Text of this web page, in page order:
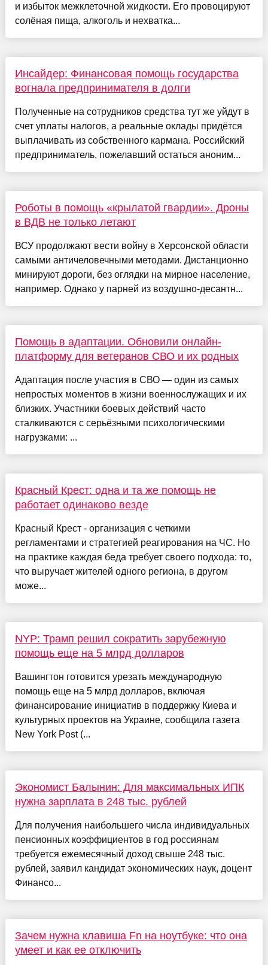
и избыток межклеточной жидкости. Его провоцируют
солёная пища, алкоголь и нехватка...
Инсайдер: Финансовая помощь государства
вогнала предпринимателя в долги
Полученные на сотрудников средства тут же уйдут в
счет уплаты налогов, а реальные оклады придётся
выплачивать из собственного кармана. Российский
предприниматель, пожелавший остаться аноним...
Роботы в помощь «крылатой гвардии». Дроны
в ВДВ не только летают
ВСУ продолжают вести войну в Херсонской области
самыми античеловечными методами. Дистанционно
минируют дороги, без оглядки на мирное население,
например. Однако у парней из воздушно-десантн...
Помощь в адаптации. Обновили онлайн-
платформу для ветеранов СВО и их родных
Адаптация после участия в СВО — один из самых
непростых моментов в жизни военнослужащих и их
близких. Участники боевых действий часто
сталкиваются с серьёзными психологическими
нагрузками: ...
Красный Крест: одна и та же помощь не
работает одинаково везде
Красный Крест - организация с четкими
регламентами и стратегией реагирования на ЧС. Но
на практике каждая беда требует своего подхода: то,
что выручает жителей одного региона, в другом
може...
NYP: Трамп решил сократить зарубежную
помощь еще на 5 млрд долларов
Вашингтон готовится урезать международную
помощь еще на 5 млрд долларов, включая
финансирование инициатив в поддержку Киева и
культурных проектов на Украине, сообщила газета
New York Post (...
Экономист Балынин: Для максимальных ИПК
нужна зарплата в 248 тыс. рублей
Для получения наибольшего числа индивидуальных
пенсионных коэффициентов в год россиянам
требуется ежемесячный доход свыше 248 тыс.
рублей, заявил кандидат экономических наук, доцент
Финансо...
Зачем нужна клавиша Fn на ноутбуке: что она
умеет и как ее отключить